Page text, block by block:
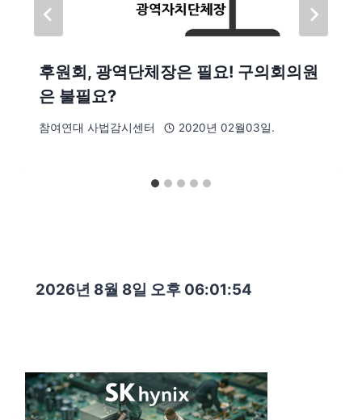
후원회, 광역단체장은 필요! 구의회의원
은 불필요?
참여연대 사법감시센터 2020년 02월03일.
2026년 8월 8일 오후 06:01:55